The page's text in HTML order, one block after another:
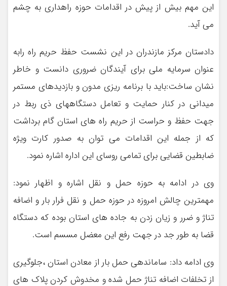
این مهم بیش از پیش در اقدامات حوزه راهداری به چشم
می آید.
دادستان مرکز مازندران در این نشست حفظ حریم راه رابه
عنوان سرمایه ملی برای آیندگان ضروری دانست و خاطر
نشان ساخت:باید با برنامه ریزی مدون و بازدیدهای مستمر
میدانی در کنار حمایت و تعامل دستگاههای ذی ربط در
جهت حفظ و حراست از حریم راه های استان گام برداشت
که از جمله این اقدامات می توان به صدور کارت ویژه
ضابطین قضایی برای تمامی روسای این اداره اشاره نمود.
وی در ادامه به حوزه حمل و نقل اشاره و اظهار نمود:
مهمترین چالش امروزه در حوزه حمل و نقل فرار بار و اضافه
تناژ و ضرر و زیان زدن به جاده های استان بوده که دستگاه
قضا به طور جد در جهت رفع این معضل مسسم است.
وی ادامه داد: ساماندهی حمل بار از معادن استان ،جلوگیری
از تخلفات اضافه تناژ حمل شده و مخدوش کردن پلاک های